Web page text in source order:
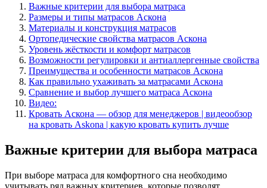
Важные критерии для выбора матраса
Размеры и типы матрасов Аскона
Материалы и конструкция матрасов
Ортопедические свойства матрасов Аскона
Уровень жёсткости и комфорт матрасов
Возможности регулировки и антиаллергенные свойства
Преимущества и особенности матрасов Аскона
Как правильно ухаживать за матрасами Аскона
Сравнение и выбор лучшего матраса Аскона
Видео:
Кровать Аскона — обзор для менеджеров | видеообзор
на кровать Askona | какую кровать купить лучше
Важные критерии для выбора матраса
При выборе матраса для комфортного сна необходимо
учитывать ряд важных критериев, которые позволят